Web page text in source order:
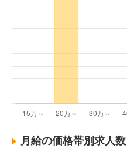
月給の価格帯別求人数